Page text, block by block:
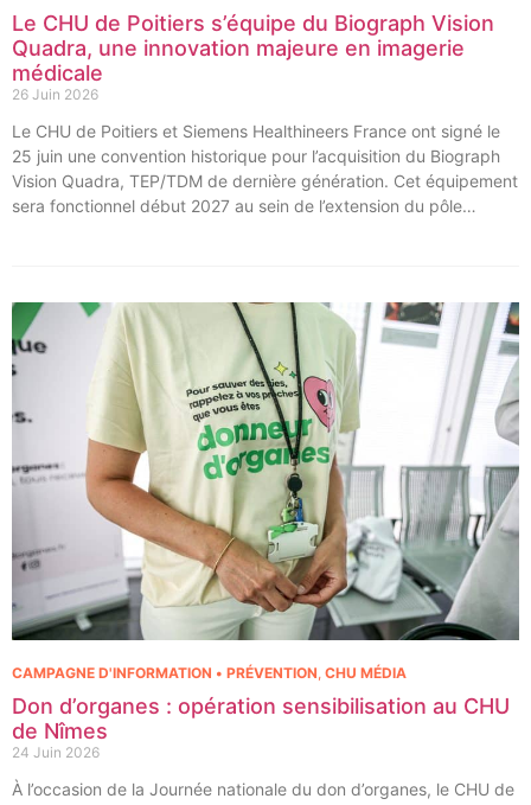
Le CHU de Poitiers s’équipe du Biograph Vision
Quadra, une innovation majeure en imagerie
médicale
26 Juin 2026
Le CHU de Poitiers et Siemens Healthineers France ont signé le
25 juin une convention historique pour l’acquisition du Biograph
Vision Quadra, TEP/TDM de dernière génération. Cet équipement
sera fonctionnel début 2027 au sein de l’extension du pôle
l’acquisition et l’installation de l’équipement au cœur même du
pôle régional de cancérologie.
Don d’organes : opération sensibilisation au CHU
de Nîmes
24 Juin 2026
CAMPAGNE D'INFORMATION • PRÉVENTION, CHU MÉDIA
À l’occasion de la Journée nationale du don d’organes, le CHU de